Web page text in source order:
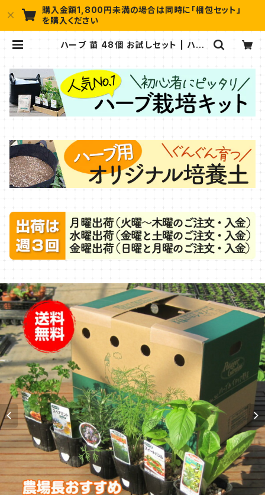
購入金額1,800円未満の場合は同時に「梱包セット」
を購入ください
ハーブ 苗 48個 お試しセット | ハー